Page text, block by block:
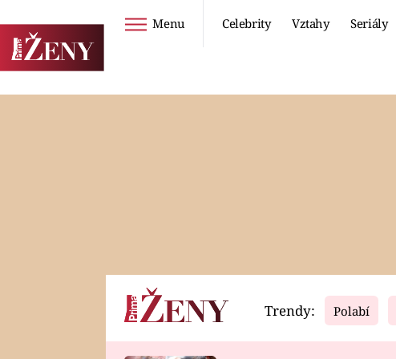
Menu Celebrity Vztahy Seriály
Horoskopy Video
Trendy: Polabí